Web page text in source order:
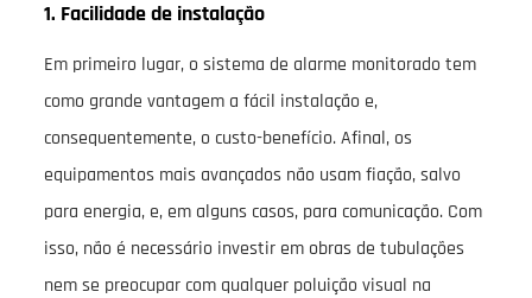
1. Facilidade de instalação
Em primeiro lugar, o sistema de alarme monitorado tem
como grande vantagem a fácil instalação e,
consequentemente, o custo-benefício. Afinal, os
equipamentos mais avançados não usam fiação, salvo
para energia, e, em alguns casos, para comunicação. Com
isso, não é necessário investir em obras de tubulações
nem se preocupar com qualquer poluição visual na